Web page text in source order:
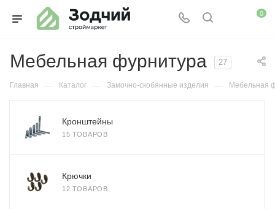
0
Мебельная фурнитура 27
Главная — Каталог — Замочно-скобянные изделия — Мебельная
Кронштейны
15 ТОВАРОВ
Крючки
12 ТОВАРОВ